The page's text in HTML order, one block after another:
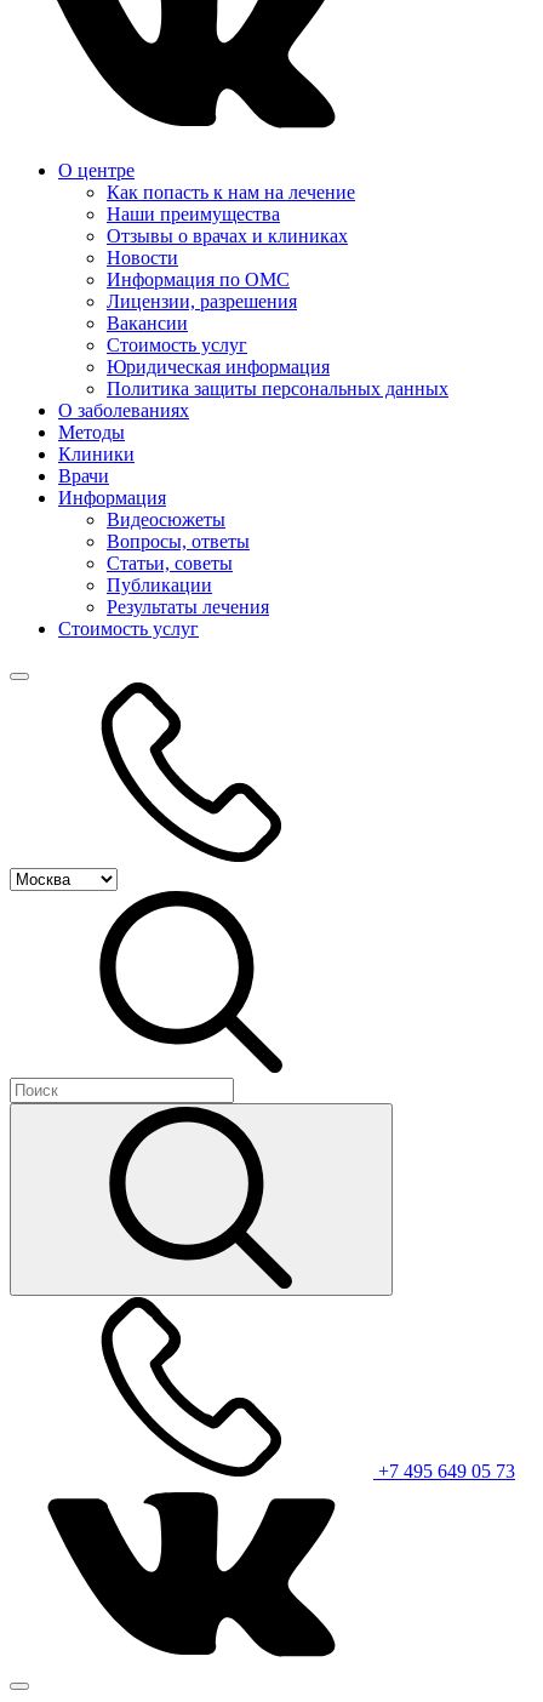
О центре
Как попасть к нам на лечение
Наши преимущества
Отзывы о врачах и клиниках
Новости
Информация по ОМС
Лицензии, разрешения
Вакансии
Стоимость услуг
Юридическая информация
Политика защиты персональных данных
О заболеваниях
Методы
Клиники
Врачи
Информация
Видеосюжеты
Вопросы, ответы
Статьи, советы
Публикации
Результаты лечения
Стоимость услуг
+7 495 649 05 73